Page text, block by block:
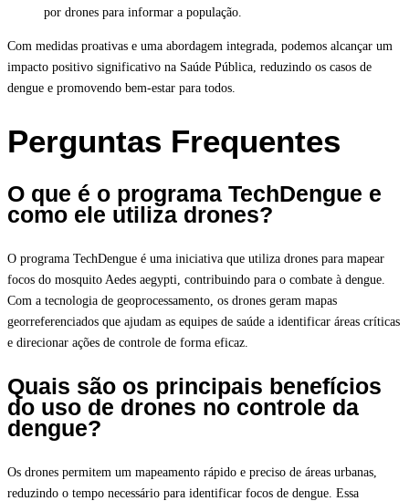
por drones para informar a população.
Com medidas proativas e uma abordagem integrada, podemos alcançar um
impacto positivo significativo na Saúde Pública, reduzindo os casos de
dengue e promovendo bem-estar para todos.
Perguntas Frequentes
O que é o programa TechDengue e
como ele utiliza drones?
O programa TechDengue é uma iniciativa que utiliza drones para mapear
focos do mosquito Aedes aegypti, contribuindo para o combate à dengue.
Com a tecnologia de geoprocessamento, os drones geram mapas
georreferenciados que ajudam as equipes de saúde a identificar áreas críticas
e direcionar ações de controle de forma eficaz.
Quais são os principais benefícios
do uso de drones no controle da
dengue?
Os drones permitem um mapeamento rápido e preciso de áreas urbanas,
reduzindo o tempo necessário para identificar focos de dengue. Essa